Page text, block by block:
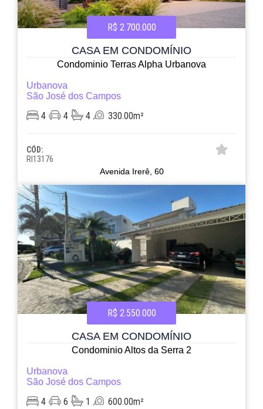
R$ 2.700.000
CASA EM CONDOMÍNIO
Condominio Terras Alpha Urbanova
Urbanova
São José dos Campos
4 4 4 330.00m²
CÓD:
RI13176
Avenida Irerê, 60
R$ 2.550.000
CASA EM CONDOMÍNIO
Condominio Altos da Serra 2
Urbanova
São José dos Campos
4 6 1 600.00m²